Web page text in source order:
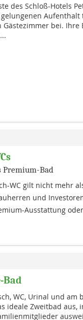
des Schloß-Hotels
Aufent­halt
Gästezimmer bei.
Premium-Bad
WC gilt nicht mehr
und Investoren
Ausstattung
Bad
WC, Urinal und am
ideale Zweitbad aus,